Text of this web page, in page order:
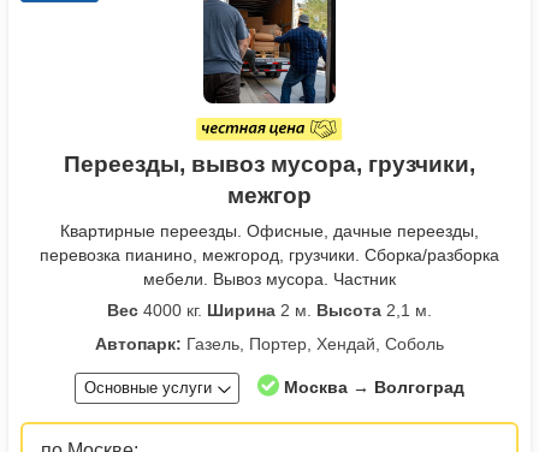
Переезды, вывоз мусора, грузчики,
межгор
Квартирные переезды. Офисные, дачные переезды,
перевозка пианино, межгород, грузчики. Сборка/разборка
мебели. Вывоз мусора. Частник
Вес 4000 кг. Ширина 2 м. Высота 2,1 м.
Автопарк: Газель, Портер, Хендай, Соболь
Основные услуги Москва → Волгоград